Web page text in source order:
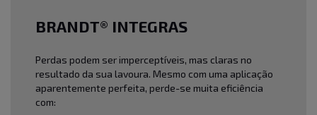
BRANDT® INTEGRAS
Perdas podem ser imperceptíveis, mas claras no
resultado da sua lavoura. Mesmo com uma aplicação
aparentemente perfeita, perde-se muita eficiência
com: